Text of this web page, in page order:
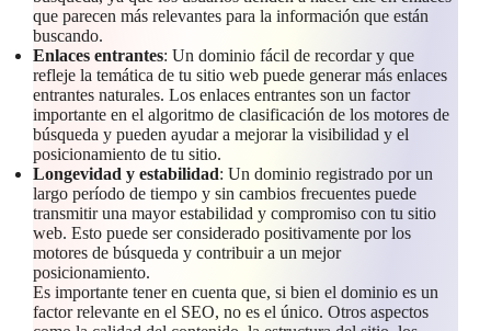
que parecen más relevantes para la información que están
buscando.
Enlaces entrantes: Un dominio fácil de recordar y que
refleje la temática de tu sitio web puede generar más enlaces
entrantes naturales. Los enlaces entrantes son un factor
importante en el algoritmo de clasificación de los motores de
búsqueda y pueden ayudar a mejorar la visibilidad y el
posicionamiento de tu sitio.
Longevidad y estabilidad: Un dominio registrado por un
largo período de tiempo y sin cambios frecuentes puede
transmitir una mayor estabilidad y compromiso con tu sitio
web. Esto puede ser considerado positivamente por los
motores de búsqueda y contribuir a un mejor
posicionamiento.
Es importante tener en cuenta que, si bien el dominio es un
factor relevante en el SEO, no es el único. Otros aspectos